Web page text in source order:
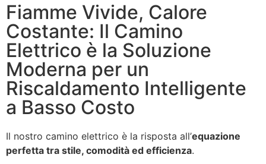
Fiamme Vivide, Calore
Costante: Il Camino
Elettrico è la Soluzione
Moderna per un
Riscaldamento Intelligente
a Basso Costo
Il nostro camino elettrico è la risposta all’equazione
perfetta tra stile, comodità ed efficienza.